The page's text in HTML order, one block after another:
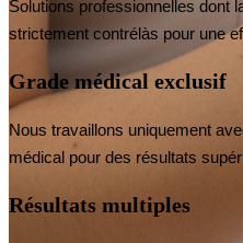
Solutions professionnelles dont
strictement contrélàs pour une
Grade médical exclusif
Nous travaillons uniquement
médical pour des résultats
Résultats multiples